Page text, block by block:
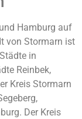
Hamburg auf
von Stormarn ist
in
Reinbek,
Kreis Stormarn
Der Kreis